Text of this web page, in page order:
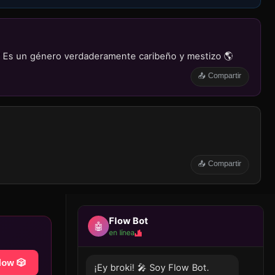
un género verdaderamente caribeño y mestizo 🌎
📤 Compartir
📤 Compartir
🎲
🤖 Flow Bot
en línea
¡Ey broki! 🎤 Soy Flow Bot.